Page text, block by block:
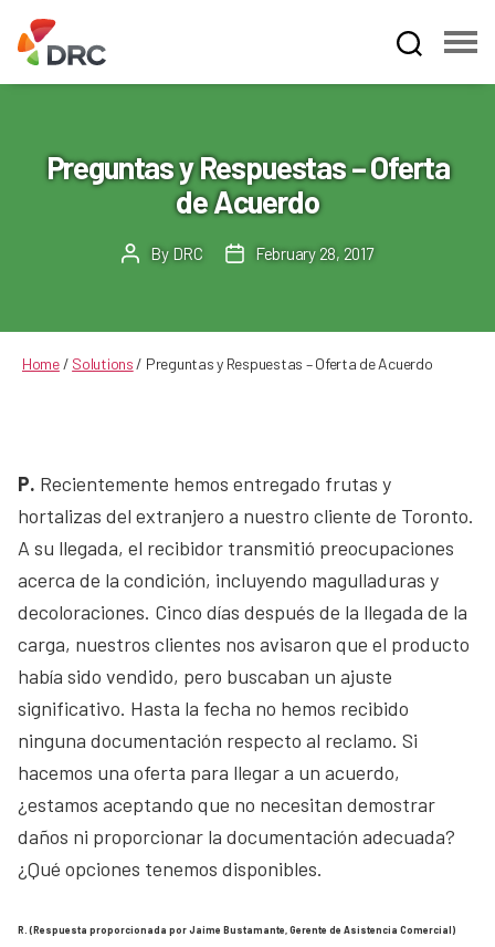
Dispute
Resolution
Preguntas y Respuestas – Oferta
de Acuerdo
PostBy DRC
PostFebruary 28, 2017
Home/ Solutions / Preguntas y Respuestas – Oferta de Acuerdo
P. Recientemente hemos entregado frutas y
hortalizas del extranjero a nuestro cliente de Toronto.
A su llegada, el recibidor transmitió preocupaciones
acerca de la condición, incluyendo magulladuras y
decoloraciones. Cinco días después de la llegada de la
carga, nuestros clientes nos avisaron que el producto
había sido vendido, pero buscaban un ajuste
significativo. Hasta la fecha no hemos recibido
ninguna documentación respecto al reclamo. Si
hacemos una oferta para llegar a un acuerdo,
¿estamos aceptando que no necesitan demostrar
daños ni proporcionar la documentación adecuada?
¿Qué opciones tenemos disponibles.
R. (Respuesta proporcionada por Jaime Bustamante, Gerente de Asistencia Comercial)